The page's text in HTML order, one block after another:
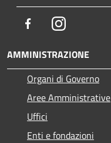
FacebookInstagram
AMMINISTRAZIONE
Organi di Governo
Aree Amministrative
Uffici
Enti e fondazioni